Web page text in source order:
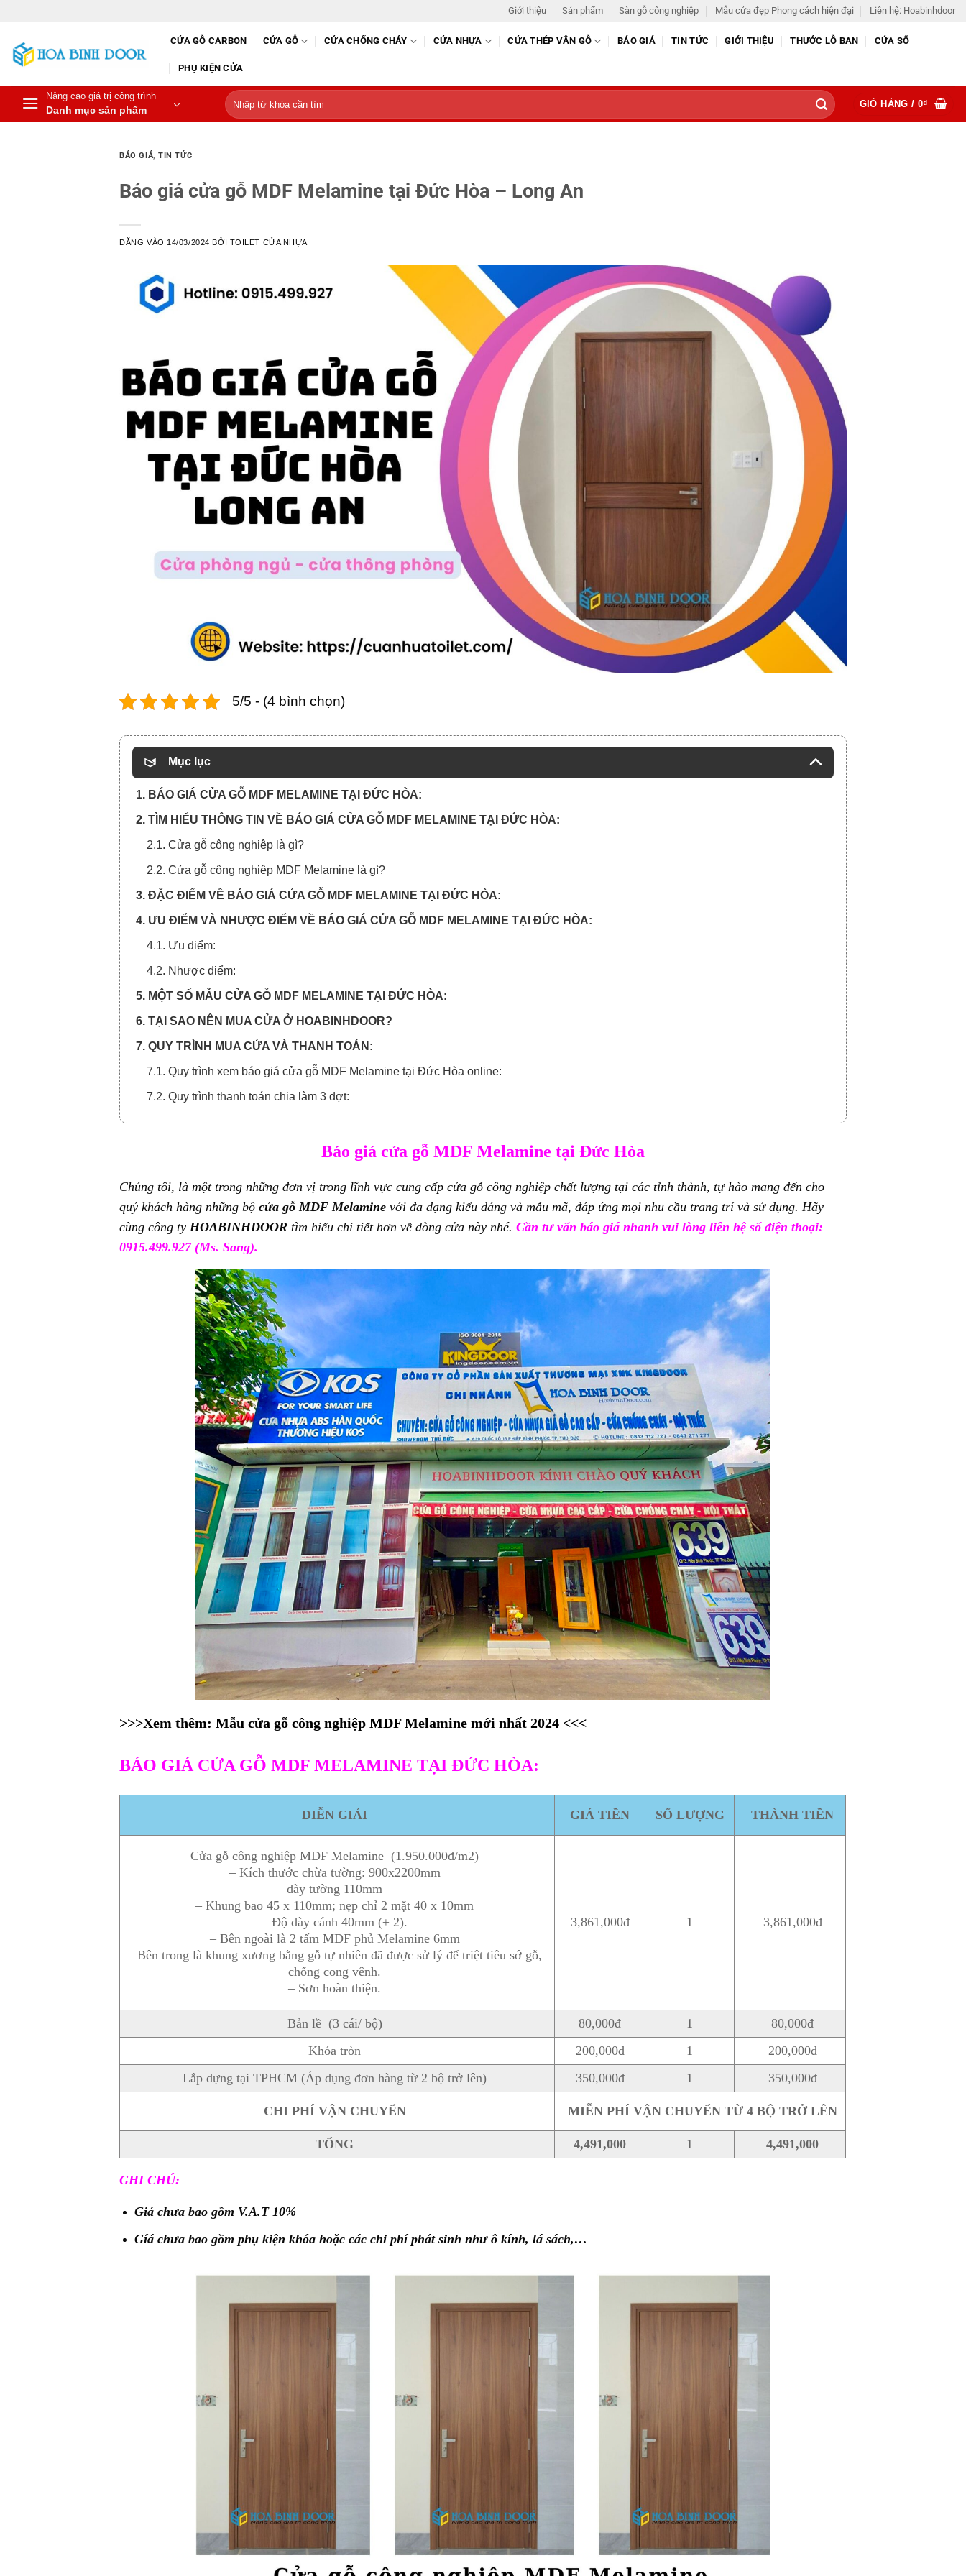
nội
dung
Giới thiệu Sản phẩm Sàn gỗ công nghiệp Mẫu cửa đẹp Phong cách hiện đại Liên hệ: Hoabinhdoor
CỬA GỖ CARBON CỬA GỖ CỬA CHỐNG CHÁY CỬA NHỰA CỬA THÉP VÂN GỖ BÁO GIÁ TIN TỨC GIỚI THIỆU THƯỚC LỖ BAN CỬA SỔ
PHỤ KIỆN CỬA
Nâng cao giá trị công trình
Danh mục sản phẩm
Tìm
kiếm:
GIỎ HÀNG / 0₫
BÁO GIÁ,TIN TỨC
Báo giá cửa gỗ MDF Melamine tại Đức Hòa – Long An
ĐĂNG VÀO 14/03/2024 BỞI TOILET CỬA NHỰA
5/5 - (4 bình chọn)
Mục lục
1. BÁO GIÁ CỬA GỖ MDF MELAMINE TẠI ĐỨC HÒA:
2. TÌM HIỂU THÔNG TIN VỀ BÁO GIÁ CỬA GỖ MDF MELAMINE TẠI ĐỨC HÒA:
2.1. Cửa gỗ công nghiệp là gì?
2.2. Cửa gỗ công nghiệp MDF Melamine là gì?
3. ĐẶC ĐIỂM VỀ BÁO GIÁ CỬA GỖ MDF MELAMINE TẠI ĐỨC HÒA:
4. ƯU ĐIỂM VÀ NHƯỢC ĐIỂM VỀ BÁO GIÁ CỬA GỖ MDF MELAMINE TẠI ĐỨC HÒA:
4.1. Ưu điểm:
4.2. Nhược điểm:
5. MỘT SỐ MẪU CỬA GỖ MDF MELAMINE TẠI ĐỨC HÒA:
6. TẠI SAO NÊN MUA CỬA Ở HOABINHDOOR?
7. QUY TRÌNH MUA CỬA VÀ THANH TOÁN:
7.1. Quy trình xem báo giá cửa gỗ MDF Melamine tại Đức Hòa online:
7.2. Quy trình thanh toán chia làm 3 đợt:
Báo giá cửa gỗ MDF Melamine tại Đức Hòa
Chúng tôi, là một trong những đơn vị trong lĩnh vực cung cấp cửa gỗ công nghiệp chất lượng tại các tỉnh thành, tự hào mang đến cho
quý khách hàng những bộcửa gỗ MDF Melamine với đa dạng kiểu dáng và mẫu mã, đáp ứng mọi nhu cầu trang trí và sử dụng. Hãy
cùng công tyHOABINHDOOR tìm hiểu chi tiết hơn về dòng cửa này nhé. Cần tư vấn báo giá nhanh vui lòng liên hệ số điện thoại:
0915.499.927 (Ms. Sang).
>>>Xem thêm:Mẫu cửa gỗ công nghiệp MDF Melamine mới nhất 2024 <<<
BÁO GIÁ CỬA GỖ MDF MELAMINE TẠI ĐỨC HÒA:
DIỄN GIẢI GIÁ TIỀN SỐ LƯỢNG THÀNH TIỀN
Cửa gỗ công nghiệp MDF Melamine (1.950.000đ/m2)
– Kích thước chừa tường: 900x2200mm
dày tường 110mm
– Khung bao 45 x 110mm; nẹp chỉ 2 mặt 40 x 10mm
– Độ dày cánh 40mm (± 2).
– Bên ngoài là 2 tấm MDF phủ Melamine 6mm
– Bên trong là khung xương bằng gỗ tự nhiên đã được sử lý để triệt tiêu sớ gỗ,
chống cong vênh.
– Sơn hoàn thiện.
3,861,000đ 1 3,861,000đ
Bản lề (3 cái/ bộ) 80,000đ 1
80,000đ
Khóa tròn
200,000đ 1
200,000đ
Lắp dựng tại TPHCM (Áp dụng đơn hàng từ 2 bộ trở lên)
350,000đ 1 350,000đ
CHI PHÍ VẬN CHUYỂN MIỄN PHÍ VẬN CHUYỂN TỪ 4 BỘ TRỞ LÊN
TỔNG 4,491,000 1 4,491,000
GHI CHÚ:
Giá chưa bao gồm V.A.T 10%
Gíá chưa bao gồm phụ kiện khóa hoặc các chi phí phát sinh như ô kính, lá sách,…